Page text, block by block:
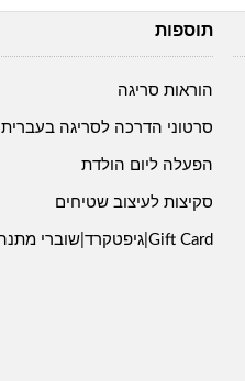
תוספות
הוראות סריגה
סרטוני הדרכה לסריגה בעברית
הפעלה ליום הולדת
סקיצות לעיצוב שטיחים
Gift Card|גיפטקרד|שוברי מתנה